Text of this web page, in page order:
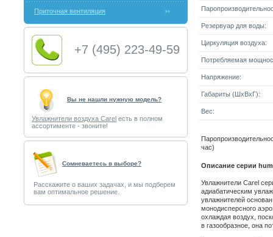
Приточная вентиляция
+7 (495) 223-49-59
Вы не нашли нужную модель?
Увлажнители воздуха Carel есть в полном
ассортименте - звоните!
Cомневаетесь в выборе?
Расскажите о ваших задачах, и мы подберем
вам оптимальное решение.
Резервуар для воды:
Циркуляция воздуха:
Потребляемая
Напряжение:
Габариты (ШxВxГ):
Вес:
час)
Описание серии
Увлажнители Carel
адиабатическим
увлажнителей
монодисперсного
охлаждая воздух,
в газообразное, она